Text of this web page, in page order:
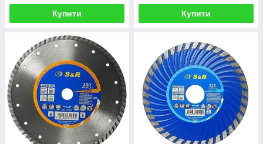
Купити Купити